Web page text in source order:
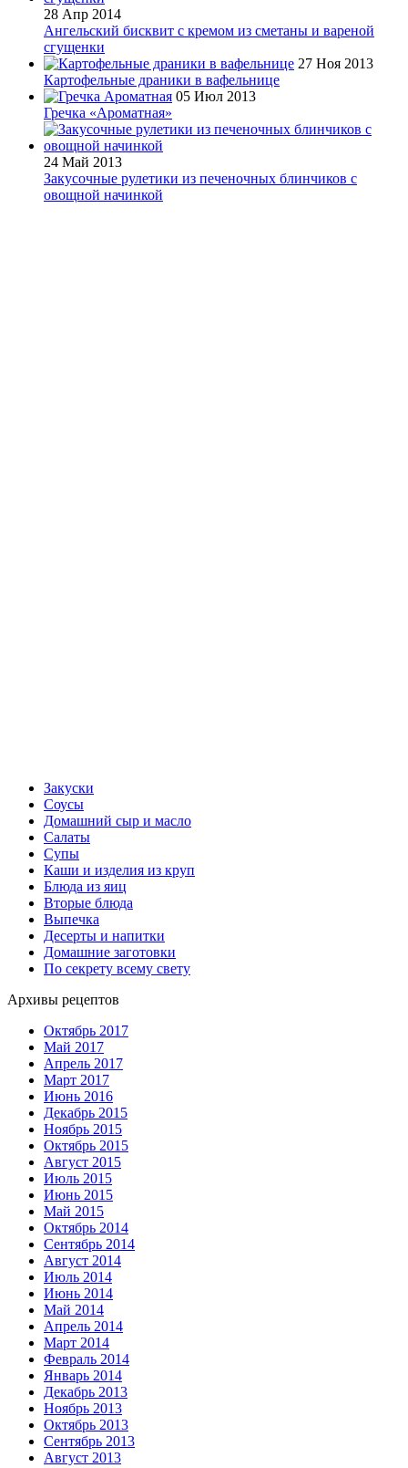
28 Апр 2014
Ангельский бисквит с кремом из сметаны и вареной
сгущенки
27 Ноя 2013
Картофельные драники в вафельнице
05 Июл 2013
Гречка «Ароматная»
24 Май 2013
Закусочные рулетики из печеночных блинчиков с
овощной начинкой
Закуски
Соусы
Домашний сыр и масло
Салаты
Супы
Каши и изделия из круп
Блюда из яиц
Вторые блюда
Выпечка
Десерты и напитки
Домашние заготовки
По секрету всему свету
Архивы рецептов
Октябрь 2017
Май 2017
Апрель 2017
Март 2017
Июнь 2016
Декабрь 2015
Ноябрь 2015
Октябрь 2015
Август 2015
Июль 2015
Июнь 2015
Май 2015
Октябрь 2014
Сентябрь 2014
Август 2014
Июль 2014
Июнь 2014
Май 2014
Апрель 2014
Март 2014
Февраль 2014
Январь 2014
Декабрь 2013
Ноябрь 2013
Октябрь 2013
Сентябрь 2013
Август 2013